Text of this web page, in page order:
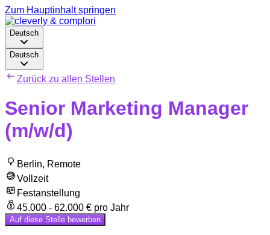
Zum Hauptinhalt springen
Deutsch
Deutsch
Zurück zu allen Stellen
Senior Marketing Manager
(m/w/d)
Berlin, Remote
Vollzeit
Festanstellung
45.000 - 62.000 € pro Jahr
Auf diese Stelle bewerben